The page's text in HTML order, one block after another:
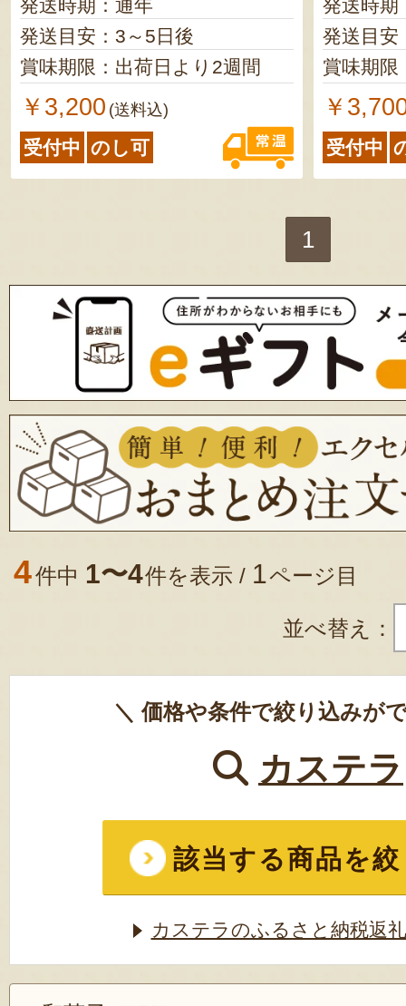
発送時期：通年
発送目安：3～5日後
賞味期限：出荷日より2週間
￥3,200 (送料込)
受付中 のし可
発送時期
発送目安
賞味期限
￥
受付中
1
4件中 1〜4件を表示 / 1ページ目
並べ替え：
＼ 価格や条件で絞り込みが
カステラ
該当する商品を
カステラのふるさと納税返